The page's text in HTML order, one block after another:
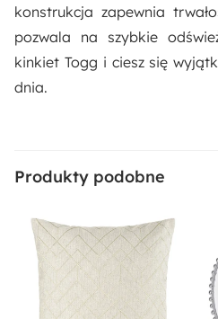
konstrukcja zapewnia
pozwala na szybkie
kinkiet Togg i ciesz się
dnia.
Produkty podobne